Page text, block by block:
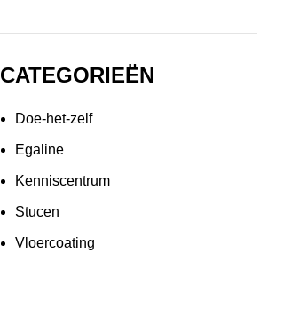
CATEGORIEËN
Doe-het-zelf
Egaline
Kenniscentrum
Stucen
Vloercoating